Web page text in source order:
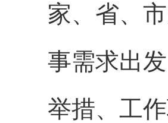
家、省、
事需求出
举措、工